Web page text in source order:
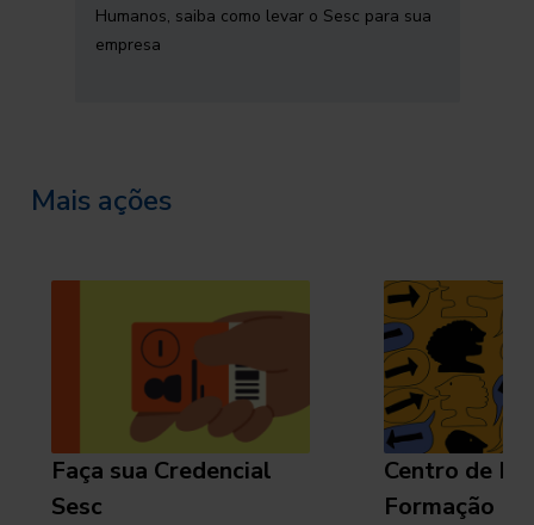
Humanos, saiba como levar o Sesc para sua
empresa
Mais ações
Faça sua Credencial
Sesc
Centro de
Formação